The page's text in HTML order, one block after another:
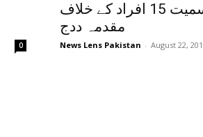
0
کیپٹن صفدر سمیت 15 افراد کے خلاف
مقدمہ ددج
News Lens Pakistan - August 22,